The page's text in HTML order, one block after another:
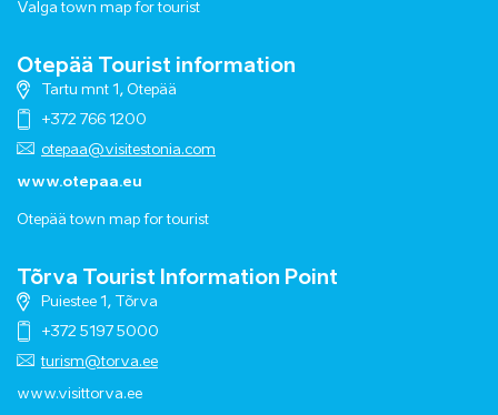
Valga town map for tourist
Otepää Tourist information
Tartu mnt 1, Otepää
+372 766 1200
otepaa@visitestonia.com
www.otepaa.eu
Otepää town map for tourist
Tõrva Tourist Information Point
Puiestee 1, Tõrva
+372 5197 5000
turism@torva.ee
www.visittorva.ee